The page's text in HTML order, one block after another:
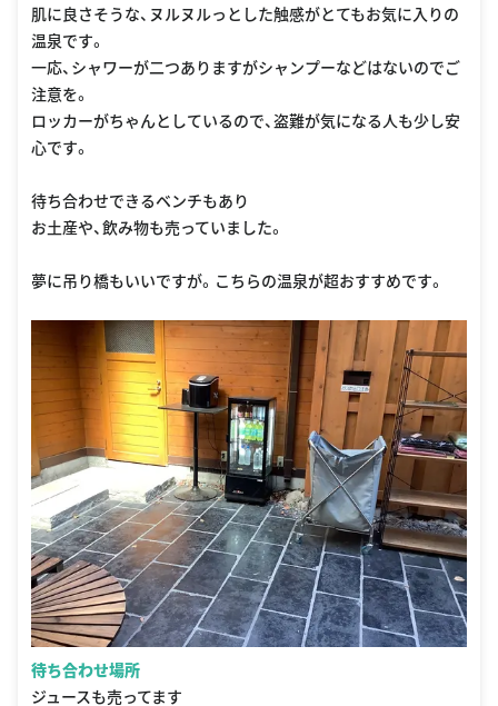
肌に良さそうな、ヌルヌルっとした触感がとてもお気に入りの
温泉です。
一応、シャワーが二つありますがシャンプーなどはないのでご
注意を。
ロッカーがちゃんとしているので、盗難が気になる人も少し安
心です。
待ち合わせできるベンチもあり
お土産や、飲み物も売っていました。
夢に吊り橋もいいですが。こちらの温泉が超おすすめです。
待ち合わせ場所
ジュースも売ってます